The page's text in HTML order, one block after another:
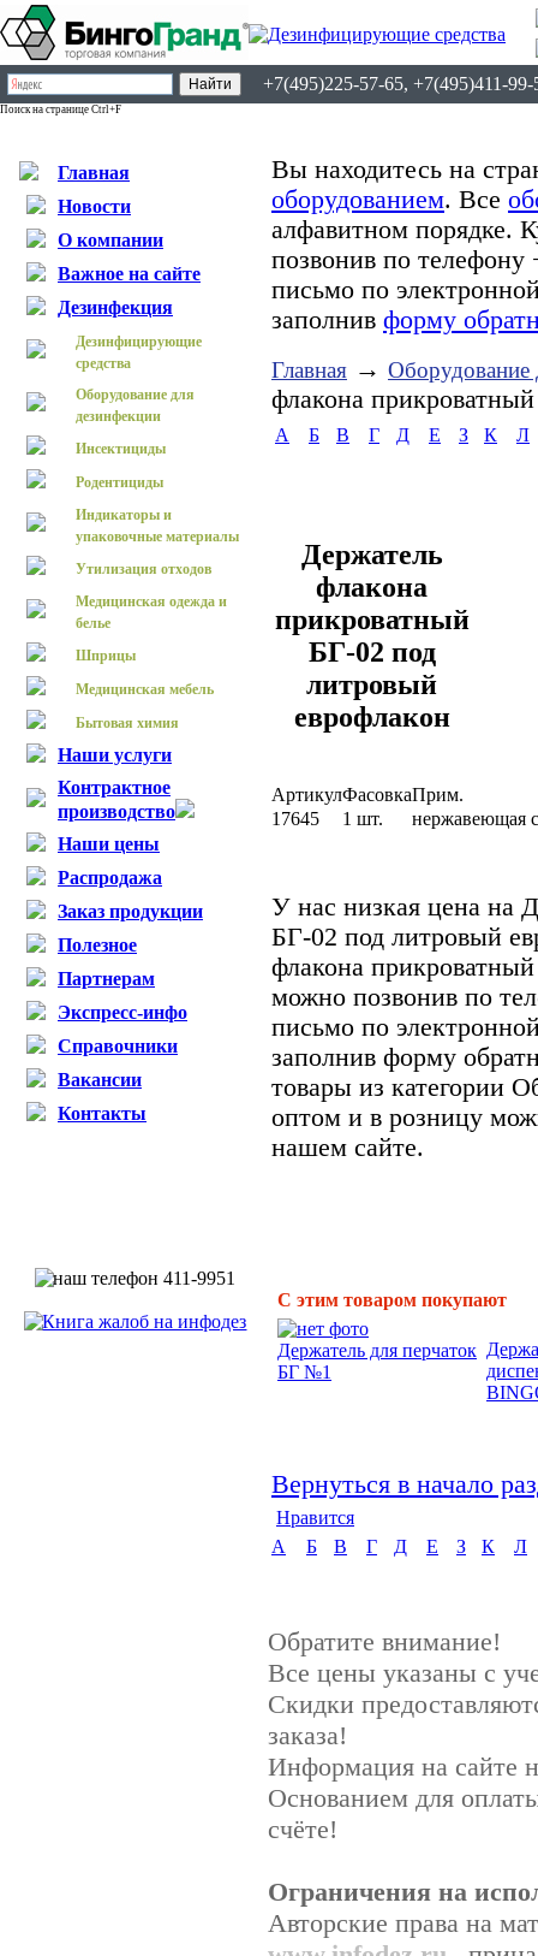
+7(495)225-57-65, +7(495)411-99-
Поиск на странице Ctrl+F
Главная
Новости
О компании
Важное на сайте
Дезинфекция
Дезинфицирующие
средства
Оборудование для
дезинфекции
Инсектициды
Родентициды
Индикаторы и
упаковочные материалы
Утилизация отходов
Медицинская одежда и
белье
Шприцы
Медицинская мебель
Бытовая химия
Наши услуги
Контрактное
производство
Наши цены
Распродажа
Заказ продукции
Полезное
Партнерам
Экспресс-инфо
Справочники
Вакансии
Контакты
Вы находитесь на
оборудованием. Все
алфавитном порядке.
позвонив по телефону
письмо по
заполнив форму
Главная → Оборудование
флакона
А Б В Г Д Е З К Л
Держатель
флакона
прикроватный
БГ-02 под
литровый
еврофлакон
АртикулФасовкаПрим.
17645
1 шт. нержавеющая
У нас низкая цена на
БГ-02 под литровый
флакона
можно позвонив по
письмо по
заполнив форму
товары из категории
оптом и в розницу
нашем сайте.
С этим товаром покупают
Держатель для перчаток
БГ №1
Вернуться в начало
Нравится
А
Б В Г Д Е З К Л
Обратите внимание!
Все цены указаны с
Скидки
заказа!
Информация на сайте
Основанием для
счёте!
Ограничения на
Авторские права на